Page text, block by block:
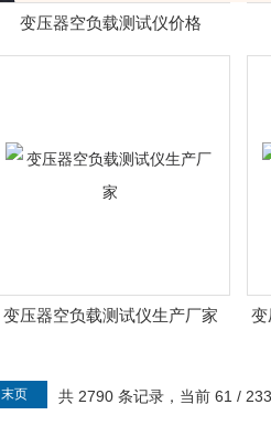
变压器空负载测试仪价格
变压器空负载测试仪生产厂家 变
共 2790 条记录，当前 61 /
末页